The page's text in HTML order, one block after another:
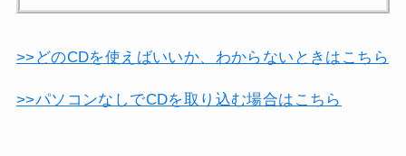
>>どのCDを使えばいいか、わからないときはこちら
>>パソコンなしでCDを取り込む場合はこちら